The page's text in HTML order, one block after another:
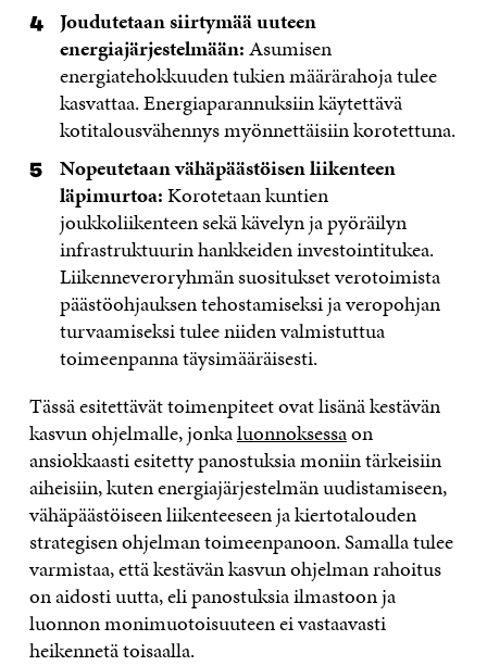
Joudutetaan siirtymää uuteen
energiajärjestelmään:Asumisen
energiatehokkuuden tukien määrärahoja tulee
kasvattaa. Energiaparannuksiin käytettävä
kotitalousvähennys myönnettäisiin korotettuna.
Nopeutetaan vähäpäästöisen liikenteen
läpimurtoa:Korotetaan kuntien
joukkoliikenteen sekä kävelyn ja pyöräilyn
infrastruktuurin hankkeiden investointitukea.
Liikenneveroryhmän suositukset verotoimista
päästöohjauksen tehostamiseksi ja veropohjan
turvaamiseksi tulee niiden valmistuttua
toimeenpanna täysimääräisesti.
Tässä esitettävät toimenpiteet ovat lisänä kestävän
kasvun ohjelmalle, jonkaluonnoksessaon
ansiokkaasti esitetty panostuksia moniin tärkeisiin
aiheisiin, kuten energiajärjestelmän uudistamiseen,
vähäpäästöiseen liikenteeseen ja kiertotalouden
strategisen ohjelman toimeenpanoon. Samalla tulee
varmistaa, että kestävän kasvun ohjelman rahoitus
on aidosti uutta, eli panostuksia ilmastoon ja
luonnon monimuotoisuuteen ei vastaavasti
heikennetä toisaalla.